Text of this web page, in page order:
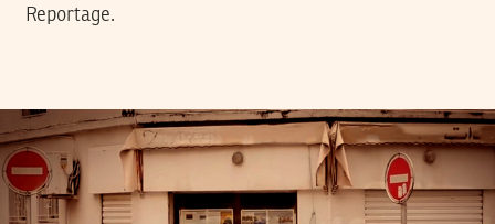
Reportage.